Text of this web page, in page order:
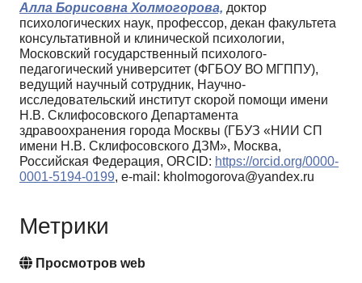
Алла Борисовна Холмогорова, доктор
психологических наук, профессор, декан факультета
консультативной и клинической психологии,
Московский государственный психолого-
педагогический университет (ФГБОУ ВО МГППУ),
ведущий научный сотрудник, Научно-
исследовательский институт скорой помощи имени
Н.В. Склифосовского Департамента
здравоохранения города Москвы (ГБУЗ «НИИ СП
имени Н.В. Склифосовского ДЗМ», Москва,
Российская Федерация, ORCID: https://orcid.org/0000-
0001-5194-0199, e-mail: kholmogorova@yandex.ru
Метрики
Просмотров web